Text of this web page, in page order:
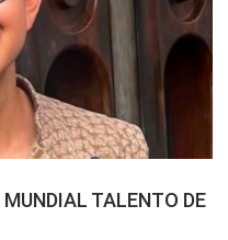
TALENTO DE